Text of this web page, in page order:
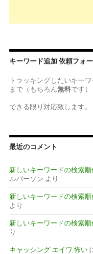
キーワード追加 依頼フォ
トラッキングしたいキー
まで（もちろん無料です）
できる限り対応致します。
最近のコメント
新しいキーワードの検索
ルパーソン より
新しいキーワードの検索
より
新しいキーワードの検索
り
キャッシング エイワ 怖い